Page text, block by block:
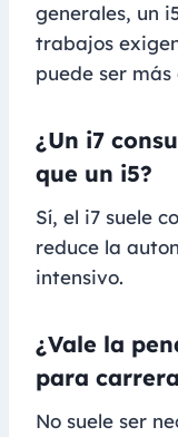
generales, un
trabajos
puede ser
¿Un i7
que un i5?
Sí, el i7 suele
reduce la
intensivo.
¿Vale la
para
No suele ser